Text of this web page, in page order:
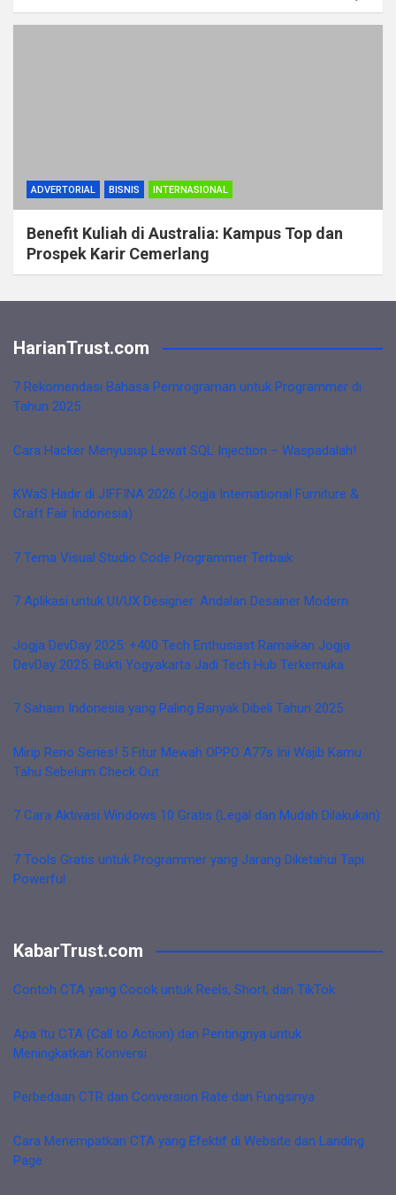
ADVERTORIAL BISNIS INTERNASIONAL
Benefit Kuliah di Australia: Kampus Top dan
Prospek Karir Cemerlang
HarianTrust.com
7 Rekomendasi Bahasa Pemrograman untuk Programmer di
Tahun 2025
Cara Hacker Menyusup Lewat SQL Injection – Waspadalah!
KWaS Hadir di JIFFINA 2026 (Jogja International Furniture &
Craft Fair Indonesia)
7 Tema Visual Studio Code Programmer Terbaik
7 Aplikasi untuk UI/UX Designer: Andalan Desainer Modern
Jogja DevDay 2025: +400 Tech Enthusiast Ramaikan Jogja
DevDay 2025: Bukti Yogyakarta Jadi Tech Hub Terkemuka
7 Saham Indonesia yang Paling Banyak Dibeli Tahun 2025
Mirip Reno Series! 5 Fitur Mewah OPPO A77s Ini Wajib Kamu
Tahu Sebelum Check Out
7 Cara Aktivasi Windows 10 Gratis (Legal dan Mudah Dilakukan)
7 Tools Gratis untuk Programmer yang Jarang Diketahui Tapi
Powerful
KabarTrust.com
Contoh CTA yang Cocok untuk Reels, Short, dan TikTok
Apa Itu CTA (Call to Action) dan Pentingnya untuk
Meningkatkan Konversi
Perbedaan CTR dan Conversion Rate dan Fungsinya
Cara Menempatkan CTA yang Efektif di Website dan Landing
Page